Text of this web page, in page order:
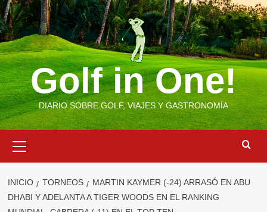
Saltar
al
contenido
Golf in One!
DIARIO SOBRE GOLF, VIAJES Y GASTRONOMÍA
primario
INICIO TORNEOS
MARTIN KAYMER (-24) ARRASÓ EN ABU
DHABI Y ADELANTA A TIGER WOODS EN EL RANKING